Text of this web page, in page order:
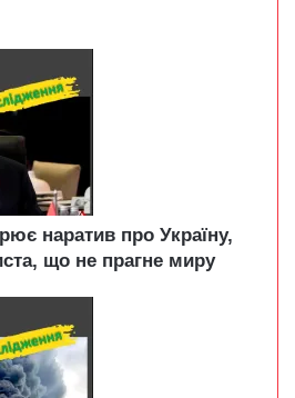
наратив про Україну,
що не прагне миру